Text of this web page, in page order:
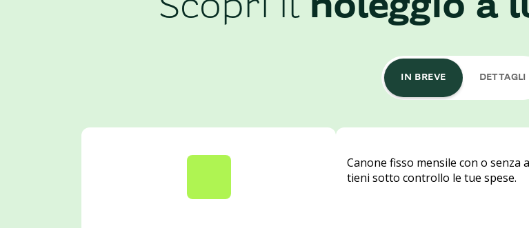
Scopri il noleggio a
IN BREVE DETTAGLI
Canone fisso mensile con o senza
tieni sotto controllo le tue spese.